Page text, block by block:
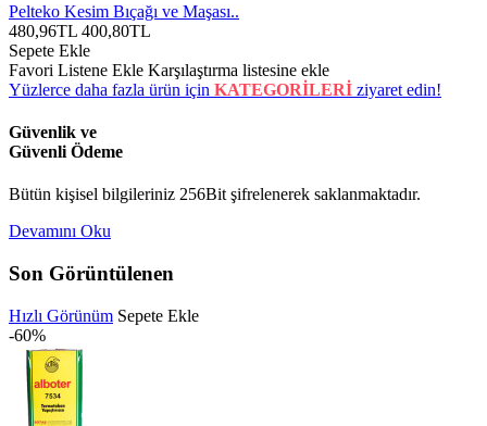
Pelteko Kesim Bıçağı ve Maşası..
480,96TL 400,80TL
Sepete Ekle
Favori Listene Ekle Karşılaştırma listesine ekle
Yüzlerce daha fazla ürün için KATEGORİLERİ ziyaret edin!
Güvenlik ve
Güvenli Ödeme
Bütün kişisel bilgileriniz 256Bit şifrelenerek saklanmaktadır.
Devamını Oku
Son Görüntülenen
Hızlı Görünüm Sepete Ekle
-60%